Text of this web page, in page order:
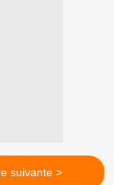
suivante >